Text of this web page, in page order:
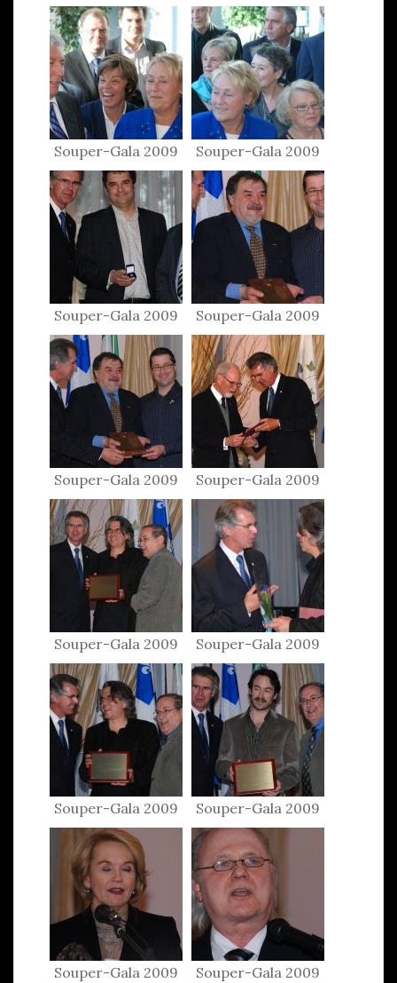
Souper-Gala 2009 Souper-Gala 2009
Souper-Gala 2009 Souper-Gala 2009
Souper-Gala 2009 Souper-Gala 2009
Souper-Gala 2009 Souper-Gala 2009
Souper-Gala 2009 Souper-Gala 2009
Souper-Gala 2009 Souper-Gala 2009